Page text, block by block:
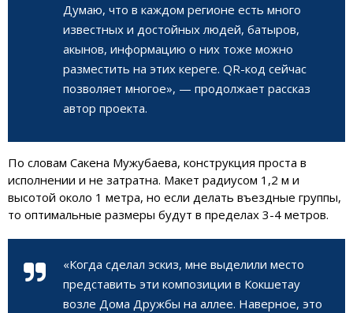
Думаю, что в каждом регионе есть много
известных и достойных людей, батыров,
акынов, информацию о них тоже можно
разместить на этих кереге. QR-код сейчас
позволяет многое», — продолжает рассказ
автор проекта.
По словам Сакена Мужубаева, конструкция проста в
исполнении и не затратна. Макет радиусом 1,2 м и
высотой около 1 метра, но если делать въездные группы,
то оптимальные размеры будут в пределах 3-4 метров.
«Когда сделал эскиз, мне выделили место
представить эти композиции в Кокшетау
возле Дома Дружбы на аллее. Наверное, это